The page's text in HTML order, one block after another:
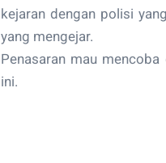
kejaran dengan polisi
yang mengejar.
Penasaran mau
ini.